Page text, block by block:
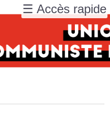
☰ Accès rapide